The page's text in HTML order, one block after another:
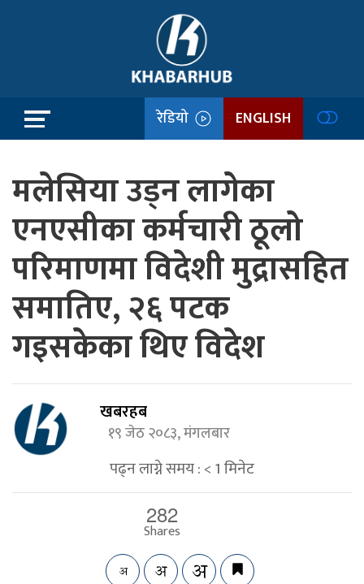
रेडियो ENGLISH
मलेसिया उड्न लागेका
एनएसीका कर्मचारी ठूलो
परिमाणमा विदेशी मुद्रासहित
समातिए, २६ पटक
गइसकेका थिए विदेश
खबरहब
१९ जेठ २०८३, मंगलबार
पढ्न लाग्ने समय :< 1मिनेट
282
Shares